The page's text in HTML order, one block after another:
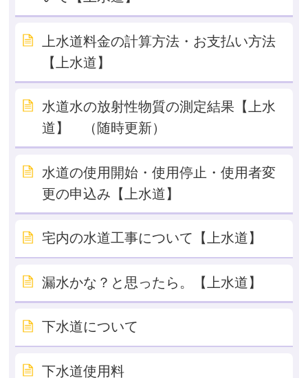
上水道料金の計算方法・お支払い方法
【上水道】
水道水の放射性物質の測定結果【上水
道】 （随時更新）
水道の使用開始・使用停止・使用者変
更の申込み【上水道】
宅内の水道工事について【上水道】
漏水かな？と思ったら。【上水道】
下水道について
下水道使用料